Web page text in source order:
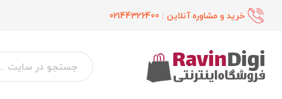
خرید و مشاوره آنلاین : 02144326400